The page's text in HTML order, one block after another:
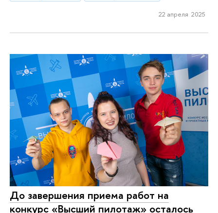
22 апреля 2025
До завершения приема работ на
конкурс «Высший пилотаж» осталось